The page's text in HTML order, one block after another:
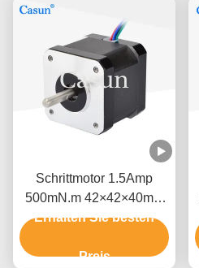
Schrittmotor 1.5Amp
500mN.m 42×42×40mm
NEMA 17 mit ISO CE
Erhalten Sie besten
Preis